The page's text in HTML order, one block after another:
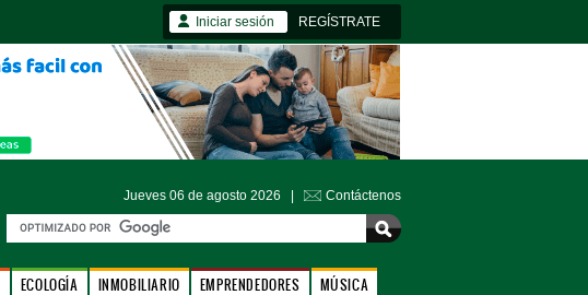
Iniciar sesión REGÍSTRATE
Jueves 06 de agosto 2026 | Contáctenos
ECOLOGÍA INMOBILIARIO EMPRENDEDORES MÚSICA